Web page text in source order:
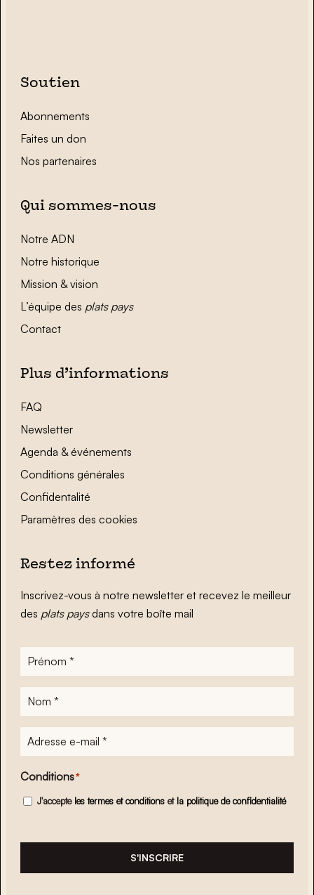
Soutien
Abonnements
Faites un don
Nos partenaires
Qui sommes-nous
Notre ADN
Notre historique
Mission & vision
L’équipe des plats pays
Contact
Plus d’informations
FAQ
Newsletter
Agenda & événements
Conditions générales
Confidentalité
Paramètres des cookies
Restez informé
Inscrivez-vous à notre newsletter et recevez le meilleur
des plats paysdans votre boîte mail
Prénom
Nom
Adresse
e-
mail*
Conditions*
J'accepte les termes et conditions et la politique de confidentialité
S'INSCRIRE